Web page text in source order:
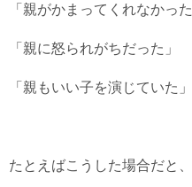
「親がかまってくれなかった
「親に怒られがちだった」
「親もいい子を演じていた」
たとえばこうした場合だと、